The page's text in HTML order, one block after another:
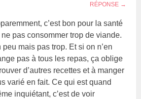
RÉPONSE
c’est bon pour la santé
ne pas consommer trop de viande.
peu mais pas trop. Et si on n’en
pas à tous les repas, ça oblige
d’autres recettes et à manger
varié en fait. Ce qui est quand
inquiétant, c’est de voir